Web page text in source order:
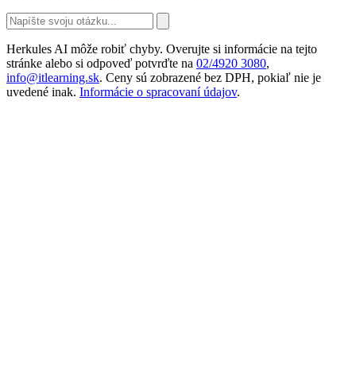
Herkules AI môže robiť chyby. Overujte si informácie na tejto
stránke alebo si odpoveď potvrďte na 02/4920 3080,
info@itlearning.sk. Ceny sú zobrazené bez DPH, pokiaľ nie je
uvedené inak. Informácie o spracovaní údajov.